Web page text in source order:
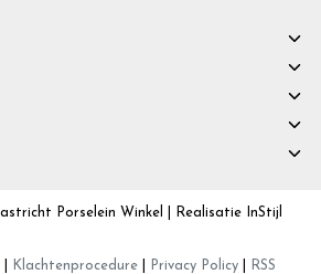
Porselein Winkel | Realisatie InStijl
Klachtenprocedure Privacy Policy
RSS